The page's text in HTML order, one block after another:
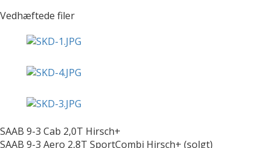
Vedhæftede filer
SAAB 9-3 Cab 2,0T Hirsch+
SAAB 9-3 Aero 2,8T SportCombi Hirsch+ (solgt)